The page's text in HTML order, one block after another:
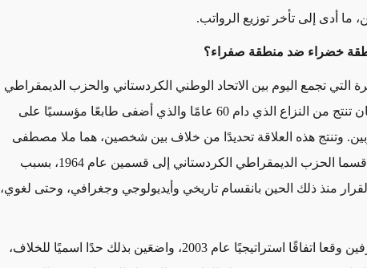
ما أدى إلى تأخر توزيع الرواتب.
خضراء ضد منطقة صفراء؟
التي تجمع اليوم بين الاتحاد الوطني الكردستاني والحزب الديمقراطي
الكردستاني في كردستان تنتج من النزاع الذي دام 60 عامًا والذي أضفى طابعًا مؤسسيًا على
وتنتج هذه العلاقة تحديدًا من خلاف بين شخصين، هما ملا مصطفى
بارزاني وإبراهيم أحمد، قسما الحزب الديمقراطي الكردستاني إلى قسمين عام 1964، بسبب
منذ ذلك الحين بانقسام تاريخي وأيديولوجي وجغرافي، وحتى لغوي،
على الرغم من أن الطرفين وقعا اتفاقًا استراتيجيًا عام 2003، واضعَين بذلك حدًا اسميًا للخلاف،